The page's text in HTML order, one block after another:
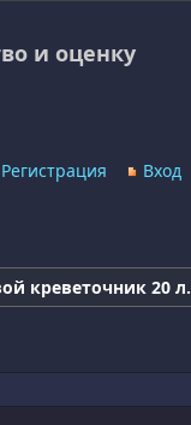
и оценку
Регистрация Вход
креветочник 20 л.